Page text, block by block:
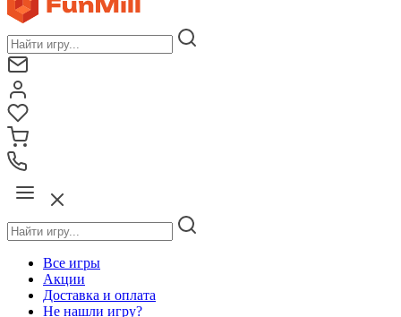
Все игры
Акции
Доставка и оплата
Не нашли игру?